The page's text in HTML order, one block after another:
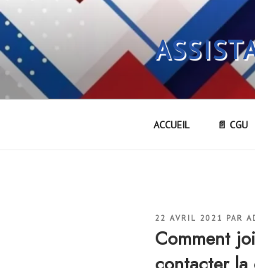
Aller
au
contenu
principal
ACCUEIL 📄 CGU
PUBLIÉ
22 AVRIL 2021 PAR
Comment